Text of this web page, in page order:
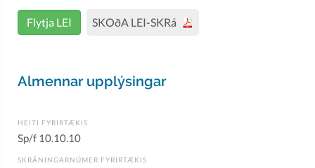
Flytja LEI SKOðA LEI-SKRá
Almennar upplýsingar
HEITI FYRIRTÆKIS
Sp/f 10.10.10
SKRÁNINGARNÚMER FYRIRTÆKIS